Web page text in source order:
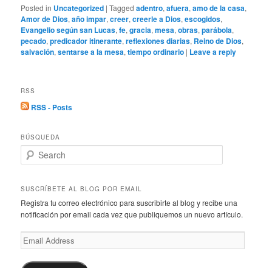
Posted in Uncategorized |Tagged adentro,afuera,amo de la casa,
Amor de Dios,año impar,creer,creerle a Dios,escogidos,
Evangelio según san Lucas,fe,gracia,mesa,obras,parábola,
pecado,predicador itinerante,reflexiones diarias, Reino de Dios,
salvación,sentarse a la mesa,tiempo ordinario | Leave a reply
RSS
RSS - Posts
BÚSQUEDA
e
r
h
SUSCRÍBETE AL BLOG POR EMAIL
Registra tu correo electrónico para suscribirte al blog y recibe una
notificación por email cada vez que publiquemos un nuevo artículo.
Email
Address